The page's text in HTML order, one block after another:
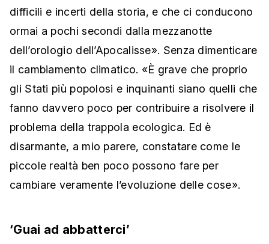
difficili e incerti della storia, e che ci conducono
ormai a pochi secondi dalla mezzanotte
dell’orologio dell’Apocalisse». Senza dimenticare
il cambiamento climatico. «È grave che proprio
gli Stati più popolosi e inquinanti siano quelli che
fanno davvero poco per contribuire a risolvere il
problema della trappola ecologica. Ed è
disarmante, a mio parere, constatare come le
piccole realtà ben poco possono fare per
cambiare veramente l’evoluzione delle cose».
‘Guai ad abbatterci’